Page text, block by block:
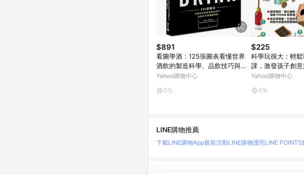
$891
看圖學酒：125張圖表看懂世界
酒飲的製造科學、品飲技巧與關
鍵知識(暢銷平裝版)
Yahoo購物中心
0%
$225
科學玩很大：輕
課，激發孩子創
[二手書_良好]
Yahoo購物中心
0%
LINE購物推薦
下載LINE購物App最新活動LINE購物護照LINE POINTS